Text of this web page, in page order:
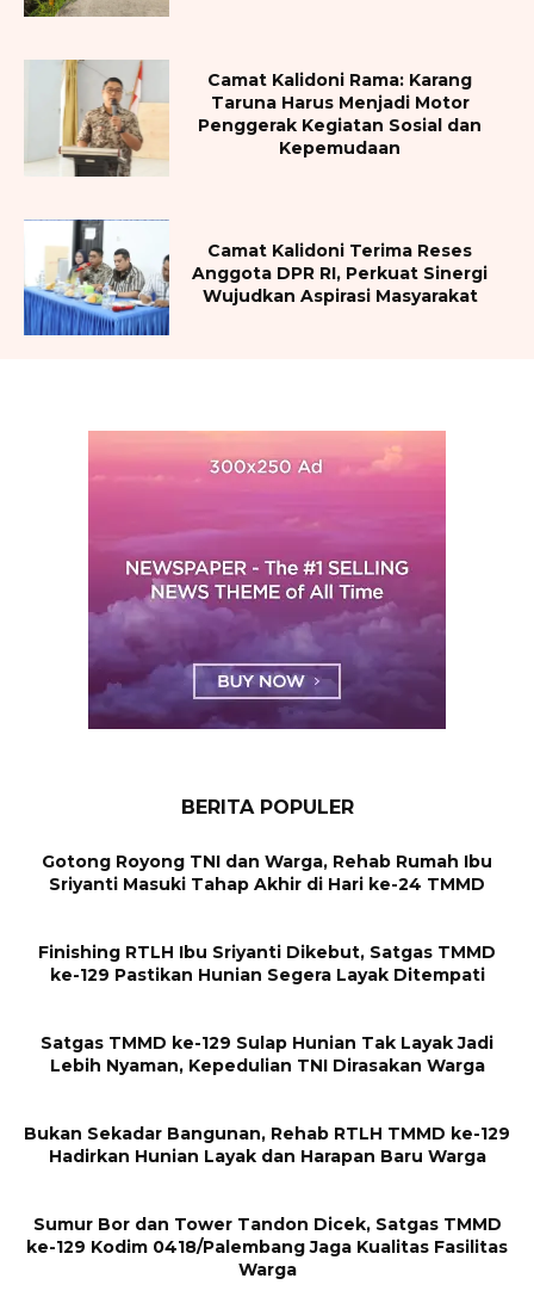
Camat Kalidoni Rama: Karang
Taruna Harus Menjadi Motor
Penggerak Kegiatan Sosial dan
Kepemudaan
Camat Kalidoni Terima Reses
Anggota DPR RI, Perkuat Sinergi
Wujudkan Aspirasi Masyarakat
BERITA POPULER
Gotong Royong TNI dan Warga, Rehab Rumah Ibu
Sriyanti Masuki Tahap Akhir di Hari ke-24 TMMD
Finishing RTLH Ibu Sriyanti Dikebut, Satgas TMMD
ke-129 Pastikan Hunian Segera Layak Ditempati
Satgas TMMD ke-129 Sulap Hunian Tak Layak Jadi
Lebih Nyaman, Kepedulian TNI Dirasakan Warga
Bukan Sekadar Bangunan, Rehab RTLH TMMD ke-129
Hadirkan Hunian Layak dan Harapan Baru Warga
Sumur Bor dan Tower Tandon Dicek, Satgas TMMD
ke-129 Kodim 0418/Palembang Jaga Kualitas Fasilitas
Warga